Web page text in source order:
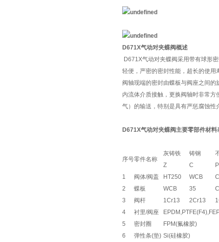
D671X气动对夹蝶阀概述
D671X气动对夹蝶阀采用带有球形
轻便，严密的密封性能，超长的使
阀轴现端的密封由蝶板与阀座之间
内流体介质接触，更换阀轴时非常
气）的输送，特别是具有严惩腐蚀
D671X气动对夹蝶阀主要零部件材料
序号零件名称
灰铸铁 铸钢
Z
C
P
1
阀体/阀盖 HT250 WCB
2
蝶板 WCB 35
3
阀杆 1Cr13 2Cr13
4
衬里/阀座
5
密封圈
FPM(氟橡胶)
6
弹性条(垫) Si(硅橡胶)